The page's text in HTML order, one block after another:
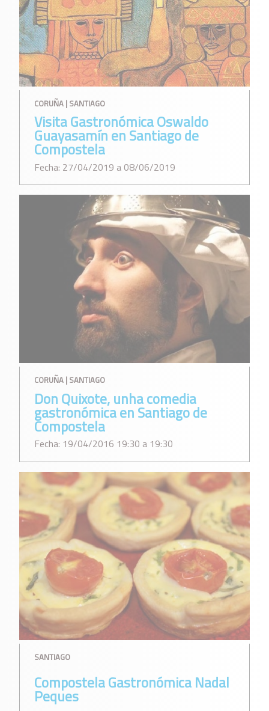
CORUÑA | SANTIAGO
Visita Gastronómica Oswaldo
Guayasamín en Santiago de
Compostela
Fecha: 27/04/2019 a 08/06/2019
CORUÑA | SANTIAGO
Don Quixote, unha comedia
gastronómica en Santiago de
Compostela
Fecha: 19/04/2016 19:30 a 19:30
SANTIAGO
Compostela Gastronómica Nadal
Peques